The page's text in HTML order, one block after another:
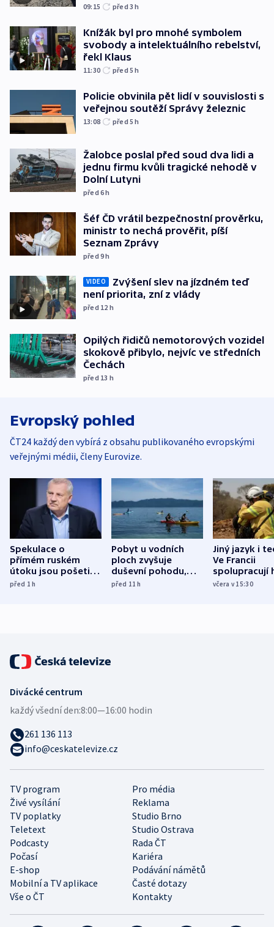
09:15 před 3h
Knížák byl pro mnohé symbolem
svobody a intelektuálního rebelství,
řekl Klaus
11:30 před 5h
Policie obvinila pět lidí v souvislosti s
veřejnou soutěží Správy železnic
13:08 před 5h
Žalobce poslal před soud dva lidi a
jednu firmu kvůli tragické nehodě v
Dolní Lutyni
před 6h
Šéf ČD vrátil bezpečnostní prověrku,
ministr to nechá prověřit, píší
Seznam Zprávy
před 9h
VIDEO
Zvýšení slev na jízdném teď
není priorita, zní z vlády
před 12 h
Opilých řidičů nemotorových vozidel
skokově přibylo, nejvíc ve středních
Čechách
před 13 h
Evropský pohled
ČT24 každý den vybírá z obsahu publikovaného evropskými
veřejnými médii, členy Eurovize.
Spekulace o
přímém ruském
útoku jsou pošetilé,
míní estonský
před 1h
Pobyt u vodních
ploch zvyšuje
duševní pohodu,
ukázala
před 11h
Jiný jazyk i
Ve Francii
spolupracují
různých zemí
včera v 15:30
TV program
Pro média
Živé vysílání
Reklama
TV poplatky
Studio Brno
Teletext
Studio Ostrava
Podcasty
Rada ČT
Počasí
Kariéra
E-shop
Podávání námětů
Mobilní a TV aplikace
Časté dotazy
Vše o ČT
Kontakty
Divácké centrum
každý všední den:8:00—16:00 hodin
261 136 113
info@ceskatelevize.cz